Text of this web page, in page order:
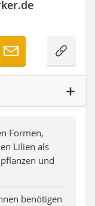
Formen,
Lilien als
und
benötigen